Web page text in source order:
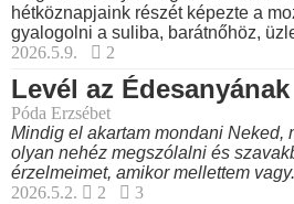
hétköznapjaink részét képezte a
gyalogolni a suliba, barátnőhöz,
2026.5.9.
2
Levél az Édesanyának
Póda Erzsébet
Mindig el akartam mondani Neked,
olyan nehéz megszólalni és
érzelmeimet, amikor mellettem vagy.
2026.5.2.
2 3